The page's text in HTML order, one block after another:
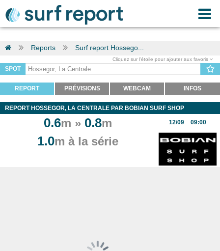
Reports Surf report Hossego...
Cliquez sur l'étoile pour ajouter aux favoris
SPOT
REPORT PRÉVISIONS WEBCAM INFOS
REPORT HOSSEGOR, LA CENTRALE PAR BOBIAN SURF SHOP
0.6m » 0.8m
1.0m à la série
12/09 _ 09:00